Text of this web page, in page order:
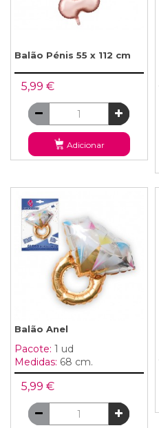
Balão Pénis 55 x 112 cm
5,99 €
Adicionar
Balão Anel
Pacote: 1 ud
Medidas: 68 cm.
5,99 €